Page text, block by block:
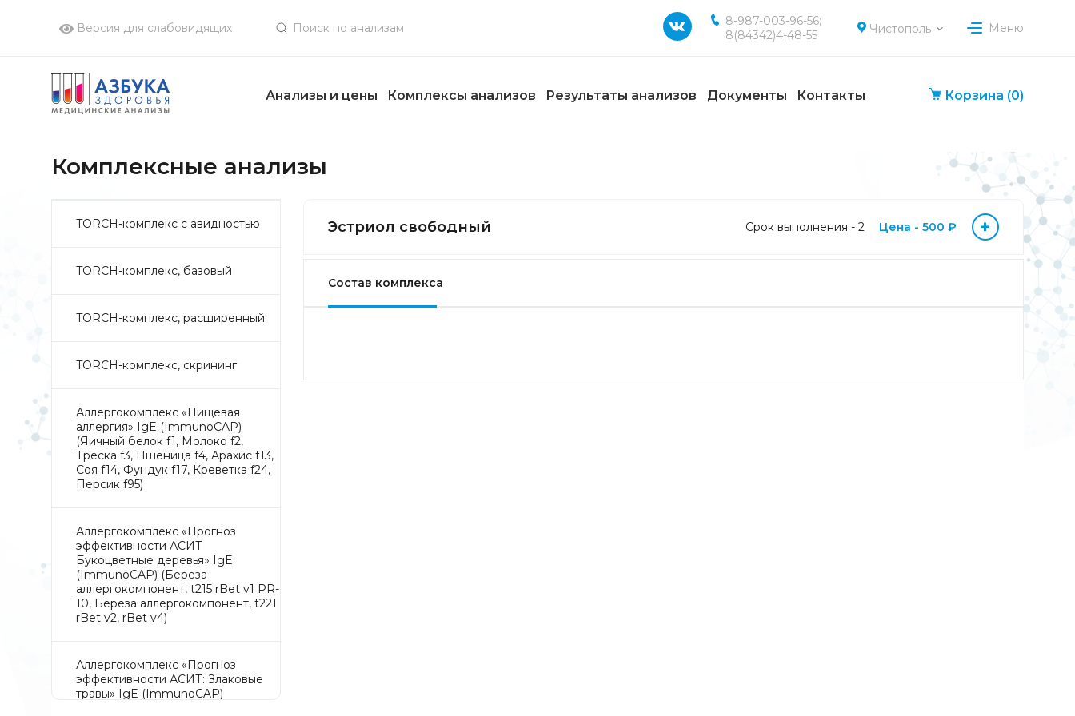
Версия для слабовидящих
8-987-003-96-56;
8(84342)4-48-55
Чистополь Меню
Анализы и цены Комплексы анализов Результаты анализов Документы Контакты Корзина (0)
Комплексные анализы
TORCH-комплекс с авидностью
TORCH-комплекс, базовый
TORCH-комплекс, расширенный
TORCH-комплекс, скрининг
Аллергокомплекс «Пищевая
аллергия» IgE (ImmunoCAP)
(Яичный белок f1, Молоко f2,
Треска f3, Пшеница f4, Арахис f13,
Соя f14, Фундук f17, Креветка f24,
Персик f95)
Аллергокомплекс «Прогноз
эффективности АСИТ
Букоцветные деревья» IgE
(ImmunoCAP) (Береза
аллергокомпонент, t215 rBet v1 PR-
10, Береза аллергокомпонент, t221
rBet v2, rBet v4)
Аллергокомплекс «Прогноз
эффективности АСИТ: Злаковые
травы» IgE (ImmunoCAP)
Эстриол свободный Срок выполнения - 2 Цена - 500 ₽ +
Состав комплекса